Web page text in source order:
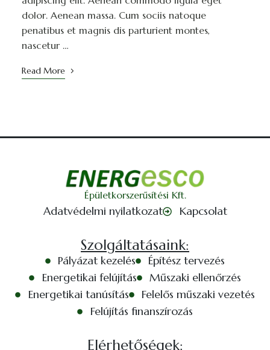
dolor. Aenean massa. Cum sociis natoque
penatibus et magnis dis parturient montes,
nascetur …
Read More
Épületkorszerűsítési Kft.
Adatvédelmi nyilatkozat Kapcsolat
Szolgáltatásaink:
Pályázat kezelés
Építész tervezés
Energetikai felújítás
Műszaki ellenőrzés
Energetikai tanúsítás
Felelős műszaki vezetés
Felújítás finanszírozás
Elérhetőségek: